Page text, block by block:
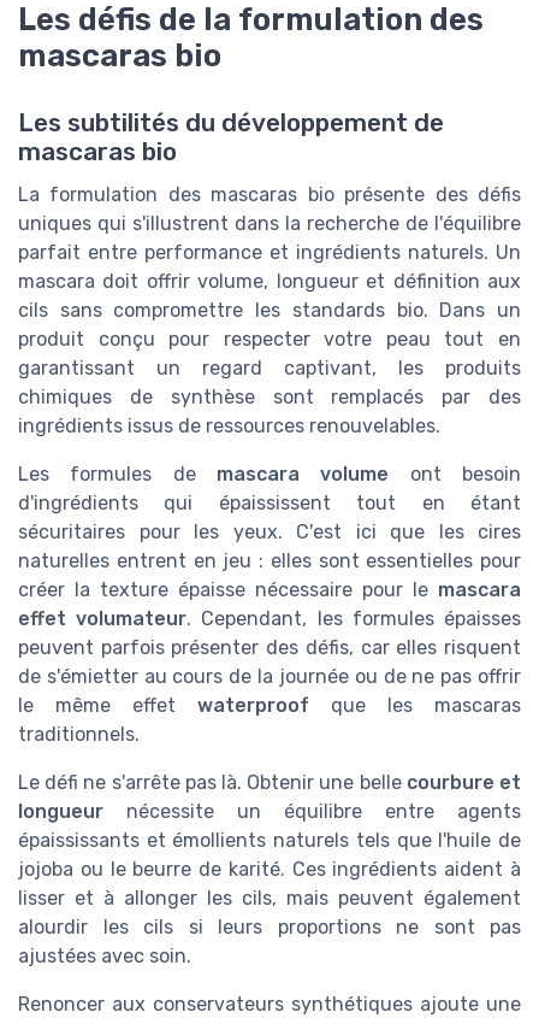
Les défis de la formulation des
mascaras bio
Les subtilités du développement de
mascaras bio
La formulation des mascaras bio présente des défis
uniques qui s'illustrent dans la recherche de l'équilibre
parfait entre performance et ingrédients naturels. Un
mascara doit offrir volume, longueur et définition aux
cils sans compromettre les standards bio. Dans un
produit conçu pour respecter votre peau tout en
garantissant un regard captivant, les produits
chimiques de synthèse sont remplacés par des
ingrédients issus de ressources renouvelables.
Les formules de mascara volume ont besoin
d'ingrédients qui épaississent tout en étant
sécuritaires pour les yeux. C'est ici que les cires
naturelles entrent en jeu : elles sont essentielles pour
créer la texture épaisse nécessaire pour le mascara
effet volumateur. Cependant, les formules épaisses
peuvent parfois présenter des défis, car elles risquent
de s'émietter au cours de la journée ou de ne pas offrir
le même effet waterproof que les mascaras
traditionnels.
Le défi ne s'arrête pas là. Obtenir une belle courbure et
longueur nécessite un équilibre entre agents
épaississants et émollients naturels tels que l'huile de
jojoba ou le beurre de karité. Ces ingrédients aident à
lisser et à allonger les cils, mais peuvent également
alourdir les cils si leurs proportions ne sont pas
ajustées avec soin.
Renoncer aux conservateurs synthétiques ajoute une